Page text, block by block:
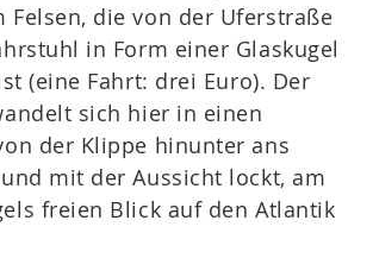
Felsen, die von der Uferstraße
in Form einer Glaskugel
(eine Fahrt: drei Euro). Der
sich hier in einen
der Klippe hinunter ans
mit der Aussicht lockt, am
freien Blick auf den Atlantik